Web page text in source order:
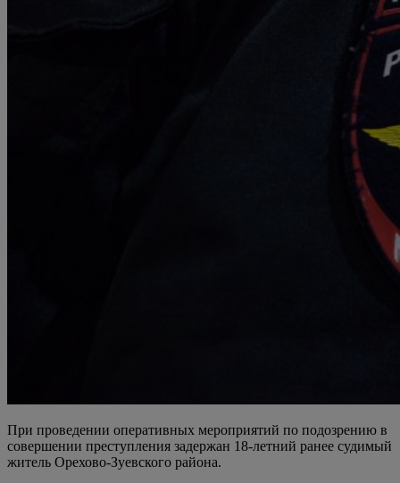
При проведении оперативных мероприятий по подозрению в
совершении преступления задержан 18-летний ранее судимый
житель Орехово-Зуевского района.